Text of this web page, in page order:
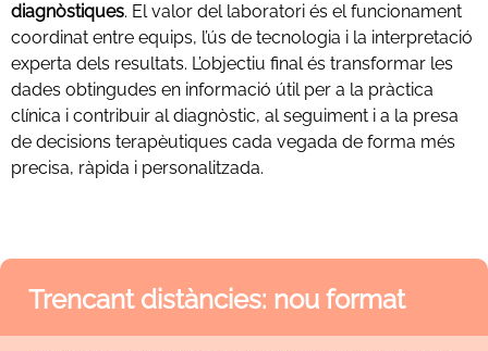
diagnòstiques. El valor del laboratori és el funcionament
coordinat entre equips, l’ús de tecnologia i la interpretació
experta dels resultats. L’objectiu final és transformar les
dades obtingudes en informació útil per a la pràctica
clínica i contribuir al diagnòstic, al seguiment i a la presa
de decisions terapèutiques cada vegada de forma més
precisa, ràpida i personalitzada.
Trencant distàncies: nou format